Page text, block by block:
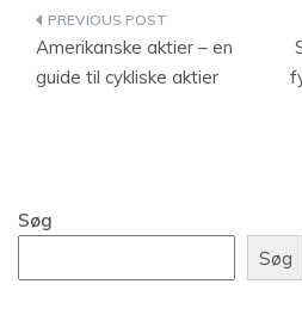
Indlægsnavigation
Amerikanske aktier – en
guide til cykliske aktier
Søg
Søg